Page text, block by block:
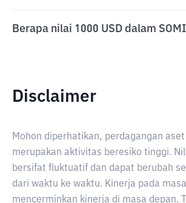
Berapa nilai 1000 USD dalam
Disclaimer
Mohon diperhatikan, perdagangan
merupakan aktivitas beresiko tinggi.
bersifat fluktuatif dan dapat berubah
dari waktu ke waktu. Kinerja pada
mencerminkan kinerja di masa depan.